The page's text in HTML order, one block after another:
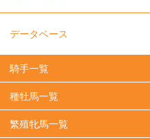
データベース
騎手一覧
種牡馬一覧
繁殖牝馬一覧